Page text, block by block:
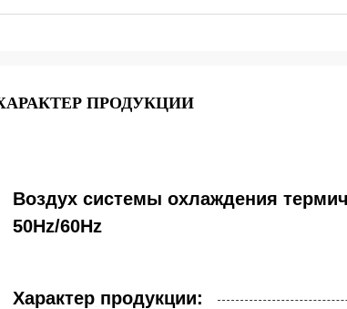
ПРОДУКЦИИ
Воздух системы охлаждения
50Hz/60Hz
Характер продукции: